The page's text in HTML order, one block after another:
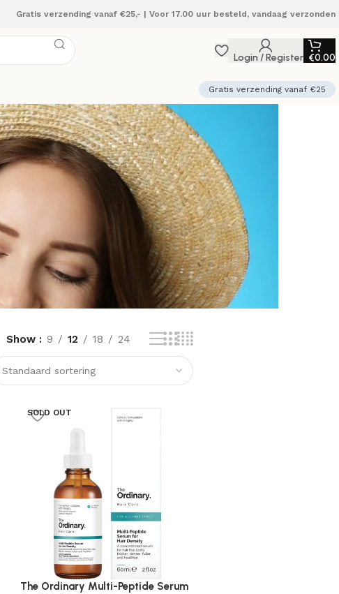
Gratis verzending vanaf €25,- | Voor 17.00 uur besteld, vandaag verzonden
Login / Register €0.00
Gratis verzending vanaf €25
Show 9 12 18 24
SOLD OUT
The Ordinary Multi-Peptide Serum